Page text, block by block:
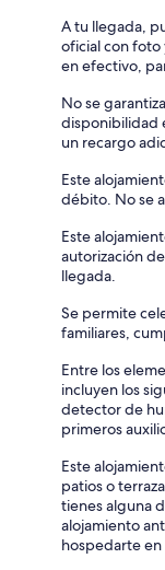
A tu llegada,
oficial con
en efectivo,
No se
disponibilidad
un recargo
Este
débito. No se
Este
autorización
llegada.
Se permite
familiares,
Entre los
incluyen los
detector de
primeros
Este
patios o
tienes alguna
alojamiento
hospedarte